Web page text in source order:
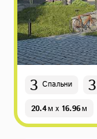
3 Спальни 3
20.4м x 16.96м